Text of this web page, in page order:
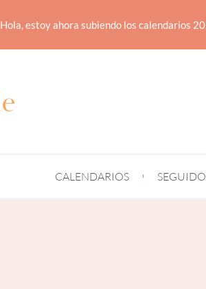
Hola, estoy ahora subiendo los calendarios
CALENDARIOS